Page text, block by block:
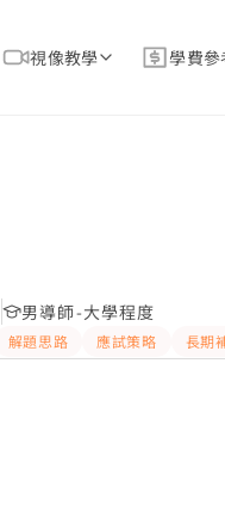
視像教學 學費參
男導師-大學程度
解題思路 應試策略 長期